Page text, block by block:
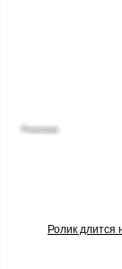
Ролик длится